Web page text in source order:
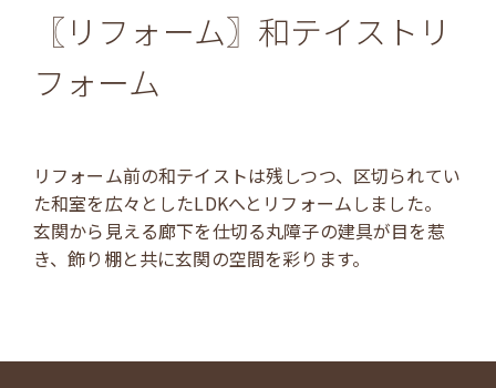
〖リフォーム〗和テイストリ
フォーム
リフォーム前の和テイストは残しつつ、区切られてい
た和室を広々としたLDKへとリフォームしました。
玄関から見える廊下を仕切る丸障子の建具が目を惹
き、飾り棚と共に玄関の空間を彩ります。